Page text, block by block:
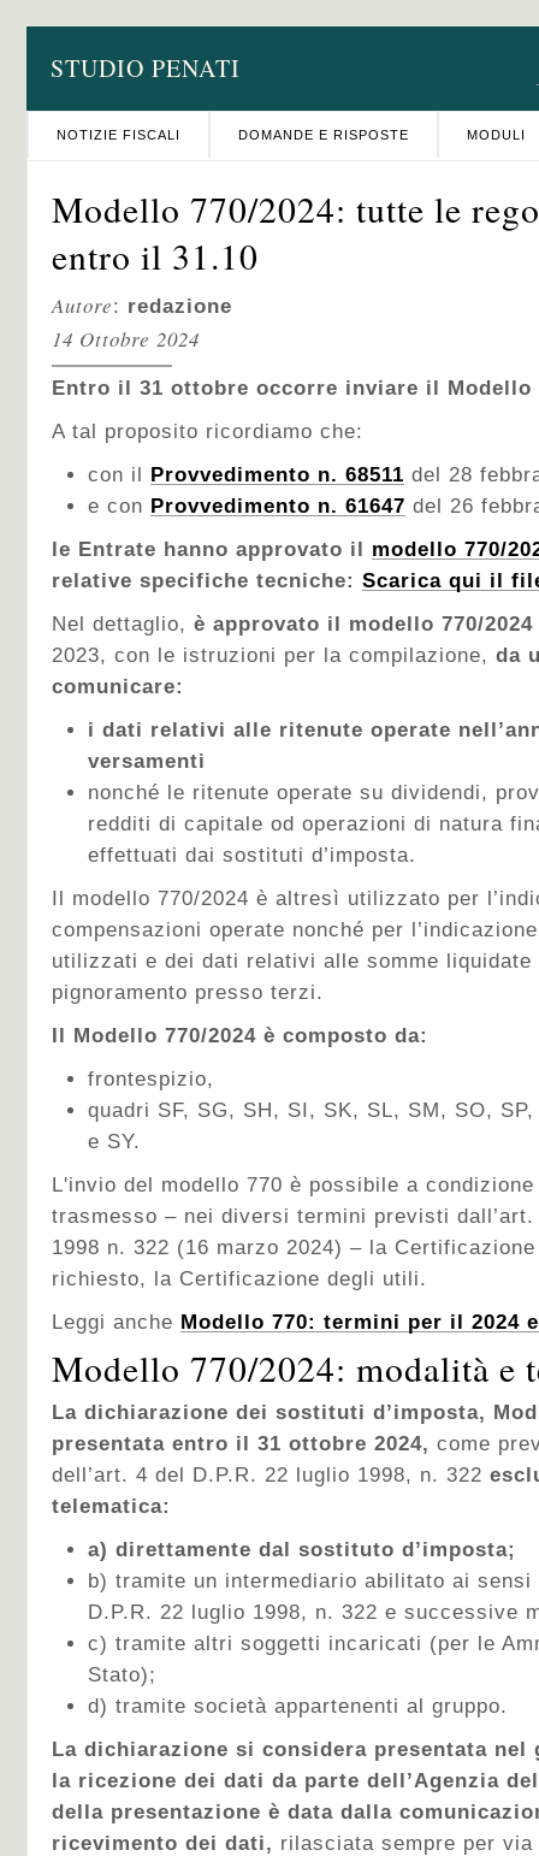
STUDIO PENATI
NOTIZIE FISCALI DOMANDE E RISPOSTE MODULI
Modello 770/2024: tutte le
entro il 31.10
Autore: redazione
14 Ottobre 2024
Entro il 31 ottobre occorre inviare il Modello
A tal proposito ricordiamo che:
con il Provvedimento n. 68511 del 28
e con Provvedimento n. 61647 del 26
le Entrate hanno approvato il modello 770/
relative specifiche tecniche: Scarica qui il
Nel dettaglio, è approvato il modello 770/2024
2023, con le istruzioni per la compilazione, da
comunicare:
i dati relativi alle ritenute operate
versamenti
nonché le ritenute operate su dividendi,
redditi di capitale od operazioni di natura
effettuati dai sostituti d’imposta.
Il modello 770/2024 è altresì utilizzato per
compensazioni operate nonché per
utilizzati e dei dati relativi alle somme liquidate
pignoramento presso terzi.
Il Modello 770/2024 è composto da:
frontespizio,
quadri SF, SG, SH, SI, SK, SL, SM, SO,
e SY.
L'invio del modello 770 è possibile a
trasmesso – nei diversi termini previsti
1998 n. 322 (16 marzo 2024) – la
richiesto, la Certificazione degli utili.
Leggi anche Modello 770: termini per il 2024
Modello 770/2024: modalità e
La dichiarazione dei sostituti d’imposta,
presentata entro il 31 ottobre 2024, come
dell’art. 4 del D.P.R. 22 luglio 1998, n. 322
telematica:
a) direttamente dal sostituto d’imposta;
b) tramite un intermediario abilitato ai sensi
D.P.R. 22 luglio 1998, n. 322 e successive
c) tramite altri soggetti incaricati (per le
Stato);
d) tramite società appartenenti al gruppo.
La dichiarazione si considera presentata
la ricezione dei dati da parte dell’Agenzia
della presentazione è data dalla
ricevimento dei dati, rilasciata sempre per